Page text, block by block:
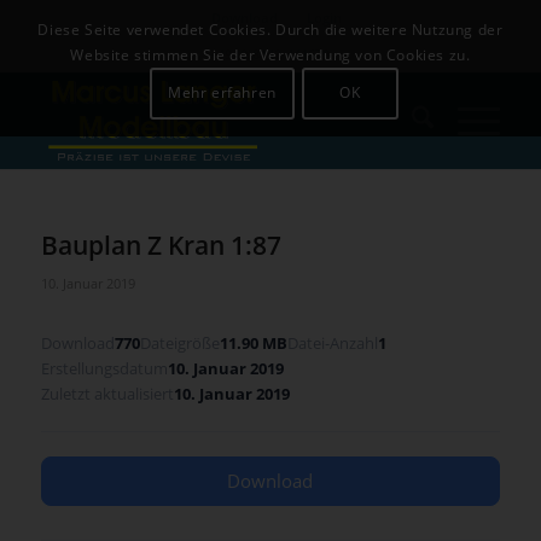
+49 (0)8142-441679
Bauplan Z Kran 1:87
770Dateigröße 11.90 MB
1
10. Januar 2019
10. Januar 2019
Download
Diese Seite verwendet Cookies. Durch die weitere Nutzung der
Website stimmen Sie der Verwendung von Cookies zu.
Mehr erfahren
OK